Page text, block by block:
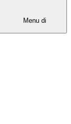
Menu di